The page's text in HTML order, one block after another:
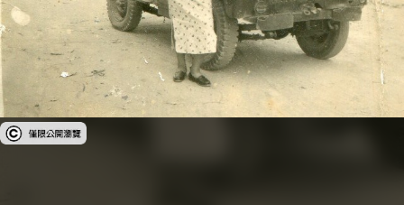
受著作權法保護-僅限於本平台有限度公開瀏覽